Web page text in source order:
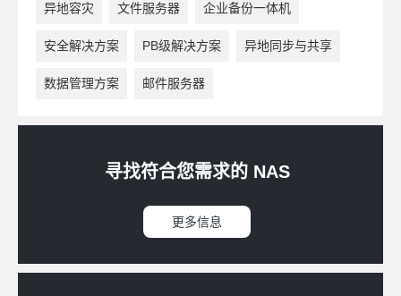
异地容灾 文件服务器 企业备份一体机
安全解决方案 PB级解决方案 异地同步与共享
数据管理方案 邮件服务器
寻找符合您需求的 NAS
更多信息